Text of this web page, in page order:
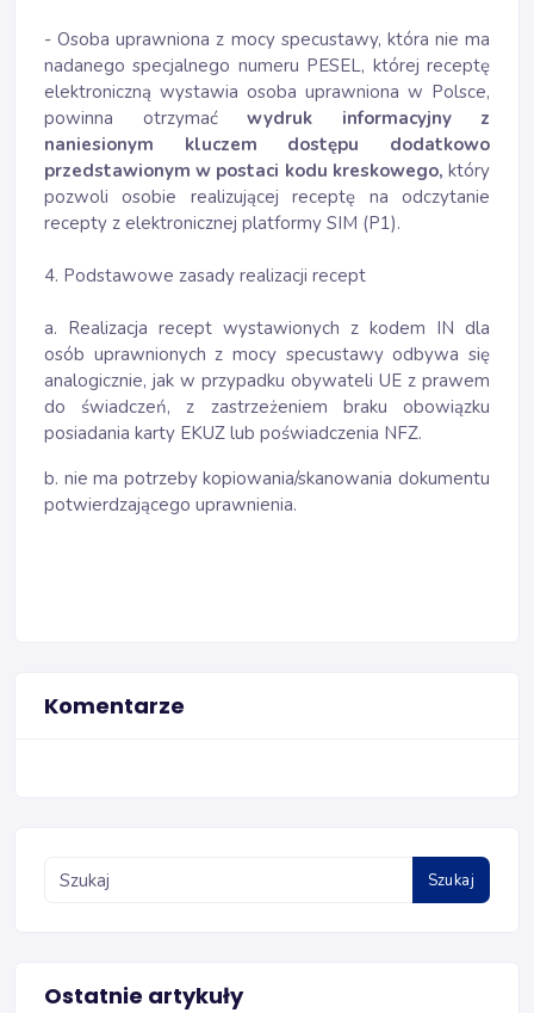
- Osoba uprawniona z mocy specustawy, która nie ma
nadanego specjalnego numeru PESEL, której receptę
elektroniczną wystawia osoba uprawniona w Polsce,
powinna otrzymać wydruk informacyjny z
naniesionym kluczem dostępu dodatkowo
przedstawionym w postaci kodu kreskowego, który
pozwoli osobie realizującej receptę na odczytanie
recepty z elektronicznej platformy SIM (P1).
4. Podstawowe zasady realizacji recept
a. Realizacja recept wystawionych z kodem IN dla
osób uprawnionych z mocy specustawy odbywa się
analogicznie, jak w przypadku obywateli UE z prawem
do świadczeń, z zastrzeżeniem braku obowiązku
posiadania karty EKUZ lub poświadczenia NFZ.
b. nie ma potrzeby kopiowania/skanowania dokumentu
potwierdzającego uprawnienia.
Komentarze
Szukaj
Ostatnie artykuły